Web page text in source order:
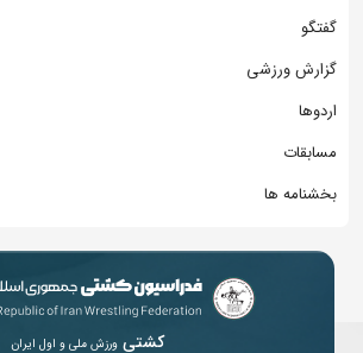
گفتگو
گزارش ورزشی
اردوها
مسابقات
بخشنامه ها
کشتی ورزش ملی و اول ایران